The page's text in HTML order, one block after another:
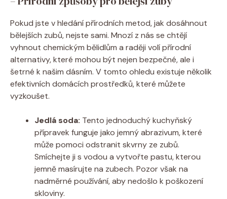
Pokud jste v hledání přírodních metod, jak dosáhnout
bělejších zubů, nejste sami. Mnozí z nás se chtějí
vyhnout chemickým bělidlům a raději volí přírodní
alternativy, které mohou být nejen bezpečné, ale i
šetrné k našim dásním. V tomto ohledu existuje několik
efektivních domácích prostředků, které můžete
vyzkoušet.
Jedlá soda: Tento jednoduchý kuchyňský
přípravek funguje jako jemný abrazivum, které
může pomoci odstranit skvrny ze zubů.
Smíchejte ji s vodou a vytvořte pastu, kterou
jemně masírujte na zubech. Pozor však na
nadměrné používání, aby nedošlo k poškození
skloviny.